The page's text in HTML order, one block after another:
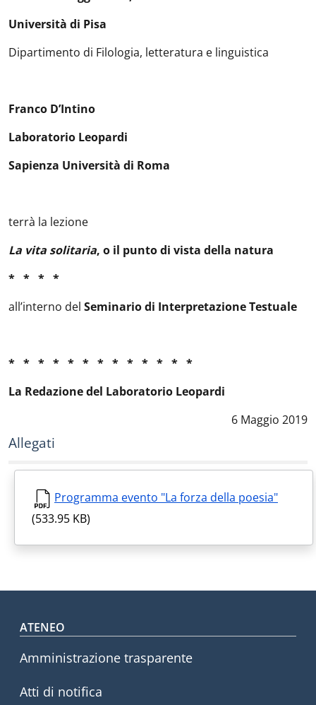
Università di Pisa
Dipartimento di Filologia, letteratura e linguistica
Franco D’Intino
Laboratorio Leopardi
Sapienza Università di Roma
terrà la lezione
La vita solitaria, o il punto di vista della natura
* * * *
all’interno del Seminario di Interpretazione Testuale
* * * * * * * * * * * * *
La Redazione del Laboratorio Leopardi
Data notizia:
6 Maggio 2019
Allegati
Programma evento "La forza della poesia"
(533.95 KB)
Footer menu
ATENEO
Amministrazione trasparente
Atti di notifica